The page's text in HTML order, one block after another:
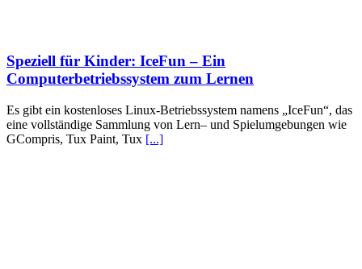
Speziell für Kinder: IceFun – Ein
Computerbetriebssystem zum Lernen
Es gibt ein kostenloses Linux-Betriebssystem namens „IceFun“, das
eine vollständige Sammlung von Lern– und Spielumgebungen wie
GCompris, Tux Paint, Tux [...]